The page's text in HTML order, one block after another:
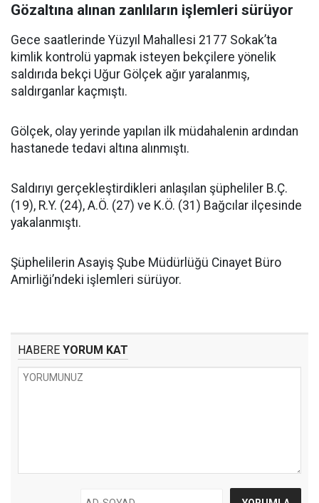
Gözaltına alınan zanlıların işlemleri sürüyor
Gece saatlerinde Yüzyıl Mahallesi 2177 Sokak’ta
kimlik kontrolü yapmak isteyen bekçilere yönelik
saldırıda bekçi Uğur Gölçek ağır yaralanmış,
saldırganlar kaçmıştı.
Gölçek, olay yerinde yapılan ilk müdahalenin ardından
hastanede tedavi altına alınmıştı.
Saldırıyı gerçekleştirdikleri anlaşılan şüpheliler B.Ç.
(19), R.Y. (24), A.Ö. (27) ve K.Ö. (31) Bağcılar ilçesinde
yakalanmıştı.
Şüphelilerin Asayiş Şube Müdürlüğü Cinayet Büro
Amirliği’ndeki işlemleri sürüyor.
HABERE YORUM KAT